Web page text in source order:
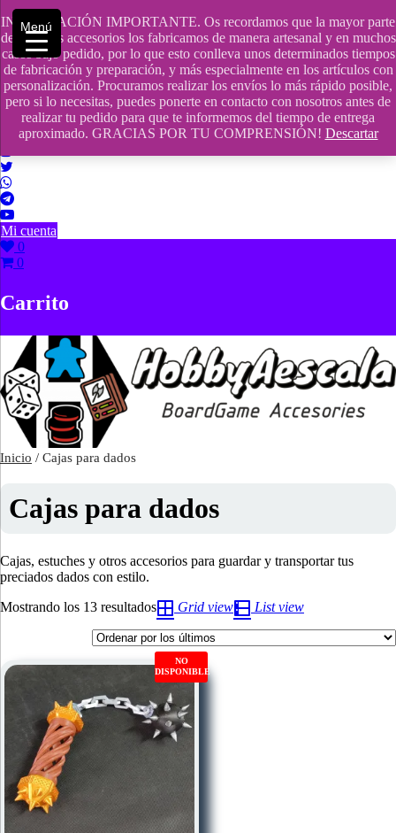
INFORMACIÓN IMPORTANTE. Os recordamos que la mayor parte
de nuestros accesorios los fabricamos de manera artesanal y en muchos
casos bajo pedido, por lo que esto conlleva unos determinados tiempos
de fabricación y preparación, y más especialmente en los artículos con
personalización. Procuramos realizar los envíos lo más rápido posible,
pero si lo necesitas, puedes ponerte en contacto con nosotros antes de
realizar tu pedido para que te informemos del tiempo de entrega
aproximado. GRACIAS POR TU COMPRENSIÓN! Descartar
Saltar
contenido
609241475 SOLO DE 10:00 a 14:00
info@hobbyaescala.com
San Fernando de Henares
10:00 - 14:00
Mi cuenta
0
0
Carrito
Inicio / Cajas para dados
Cajas para dados
Cajas, estuches y otros accesorios para guardar y transportar tus
preciados dados con estilo.
Mostrando los 13 resultadosOrdenado
por
los
últimos
Grid view List view
NO
DISPONIBLE
Menú